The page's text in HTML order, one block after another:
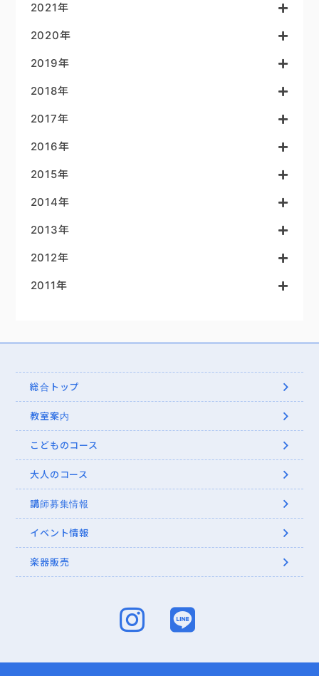
2021年
2020年
2019年
2018年
2017年
2016年
2015年
2014年
2013年
2012年
2011年
総合トップ
教室案内
こどものコース
大人のコース
講師募集情報
イベント情報
楽器販売